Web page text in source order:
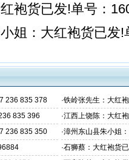
袍货已发!单号：
姐：大红袍货已发!
236 835 378 ·铁岭张先生：大红
835 396 ·江西上饶陈：大红
236 835 350 ·漳州东山县朱小姐
3
·石狮蔡：大红袍货